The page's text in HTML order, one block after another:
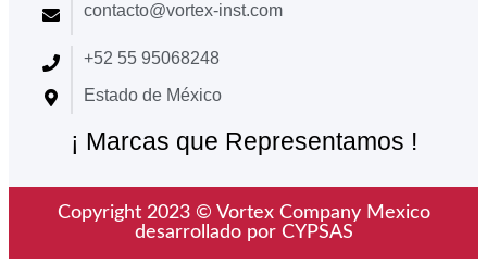
contacto@vortex-inst.com
+52 55 95068248
Estado de México
¡ Marcas que Representamos !
Copyright 2023 © Vortex Company Mexico
desarrollado por CYPSAS